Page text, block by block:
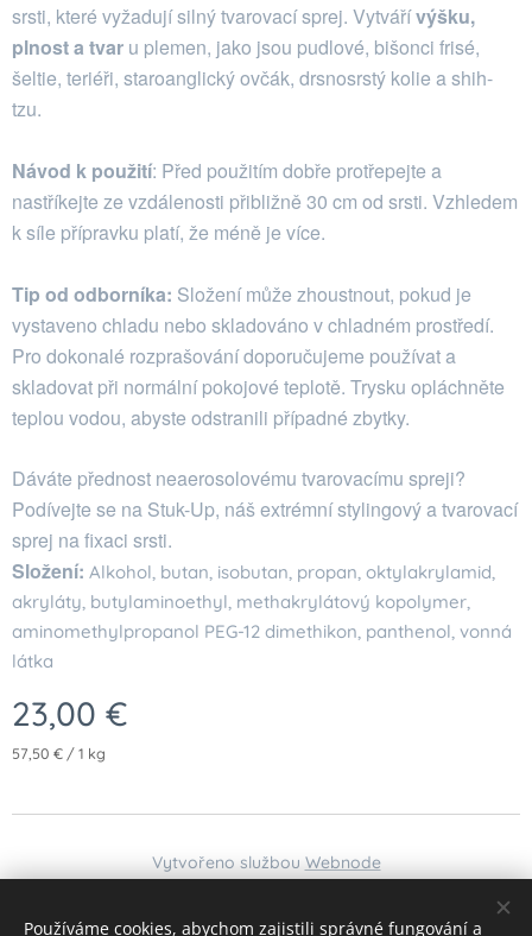
srsti, které vyžadují silný tvarovací sprej. Vytvářívýšku,
plnost a tvar u plemen, jako jsou pudlové, bišonci frisé,
šeltie, teriéři, staroanglický ovčák, drsnosrstý kolie a shih-
tzu.
Návod k použití: Před použitím dobře protřepejte a
nastříkejte ze vzdálenosti přibližně 30 cm od srsti. Vzhledem
k síle přípravku platí, že méně je více.
Tip od odborníka: Složení může zhoustnout, pokud je
vystaveno chladu nebo skladováno v chladném prostředí.
Pro dokonalé rozprašování doporučujeme používat a
skladovat při normální pokojové teplotě. Trysku opláchněte
teplou vodou, abyste odstranili případné zbytky.
Dáváte přednost neaerosolovému tvarovacímu spreji?
Podívejte se na Stuk-Up, náš extrémní stylingový a tvarovací
sprej na fixaci srsti.
Složení: Alkohol, butan, isobutan, propan, oktylakrylamid,
akryláty, butylaminoethyl, methakrylátový kopolymer,
aminomethylpropanol PEG-12 dimethikon, panthenol, vonná
látka
23,00 €
57,50 € / 1 kg
Vytvořeno službou Webnode
Používáme cookies, abychom zajistili správné fungování a